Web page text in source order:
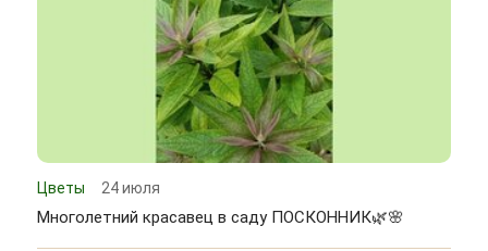
Цветы 24 июля
Многолетний красавец в саду ПОСКОННИК🌿🌸